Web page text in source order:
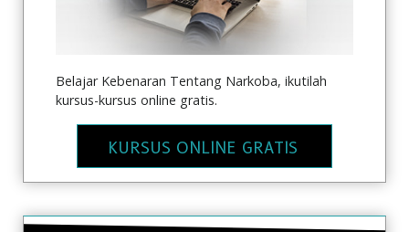
Belajar Kebenaran Tentang Narkoba, ikutilah
kursus-kursus online gratis.
KURSUS ONLINE GRATIS